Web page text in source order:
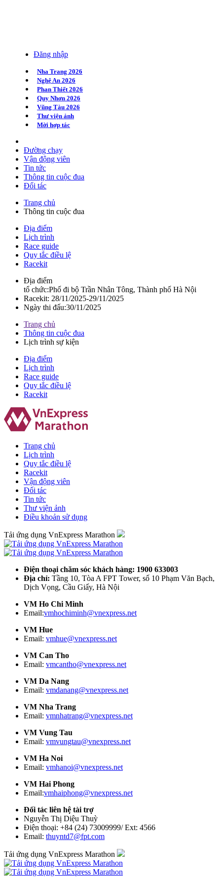
Đăng nhập
Nha Trang 2026
Nghệ An 2026
Phan Thiết 2026
Quy Nhơn 2026
Vũng Tàu 2026
Thư viện ảnh
Mời hợp tác
Đường chạy
Vận động viên
Tin tức
Thông tin cuộc đua
Đối tác
Trang chủ
Thông tin cuộc đua
Địa điểm
Lịch trình
Race guide
Quy tắc điều lệ
Racekit
Địa điểm
tổ chức:Phố đi bộ Trần Nhân Tông, Thành phố Hà Nội
Racekit: 28/11/2025-29/11/2025
Ngày thi đấu:30/11/2025
Trang chủ
Thông tin cuộc đua
Lịch trình sự kiện
Địa điểm
Lịch trình
Race guide
Quy tắc điều lệ
Racekit
Trang chủ
Lịch trình
Quy tắc điều lệ
Racekit
Vận động viên
Đối tác
Tin tức
Thư viện ảnh
Điều khoản sử dụng
Tải ứng dụng VnExpress Marathon
Điện thoại chăm sóc khách hàng: 1900 633003
Địa chỉ: Tầng 10, Tòa A FPT Tower, số 10 Phạm Văn Bạch,
Dịch Vọng, Cầu Giấy, Hà Nội
VM Ho Chi Minh
Email:vmhochiminh@vnexpress.net
VM Hue
Email: vmhue@vnexpress.net
VM Can Tho
Email: vmcantho@vnexpress.net
VM Da Nang
Email: vmdanang@vnexpress.net
VM Nha Trang
Email: vmnhatrang@vnexpress.net
VM Vung Tau
Email: vmvungtau@vnexpress.net
VM Ha Noi
Email: vmhanoi@vnexpress.net
VM Hai Phong
Email:vmhaiphong@vnexpress.net
Đối tác liên hệ tài trợ
Nguyễn Thị Diệu Thuỳ
Điện thoại: +84 (24) 73009999/ Ext: 4566
Email: thuyntd7@fpt.com
Tải ứng dụng VnExpress Marathon